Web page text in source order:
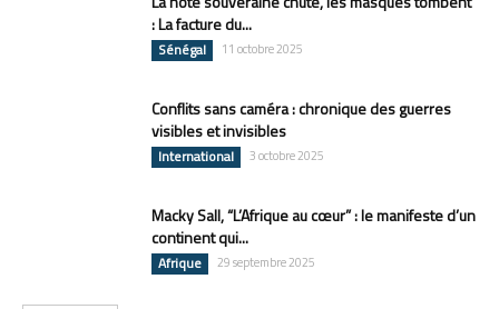
: La facture du...
Sénégal 11 octobre 2025
Conflits sans caméra : chronique des guerres
visibles et invisibles
International 3 octobre 2025
Macky Sall, “L’Afrique au cœur” : le manifeste d’un
continent qui...
Afrique 29 septembre 2025